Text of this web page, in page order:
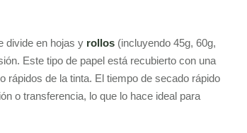
divide en hojas y rollos (incluyendo 45g, 60g,
Este tipo de papel está recubierto con una
rápidos de la tinta. El tiempo de secado rápido
o transferencia, lo que lo hace ideal para